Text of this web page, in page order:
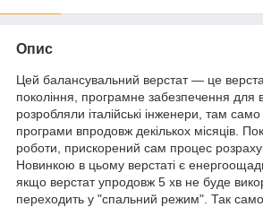
Опис
Цей балансувальний верстат — це
покоління, програмне забезпечення для
розробляли італійські інженери, там само
програми впродовж декількох місяців.
роботи, прискорений сам процес
Новинкою в цьому верстаті є
якщо верстат упродовж 5 хв не буде
переходить у "спальний режим". Так